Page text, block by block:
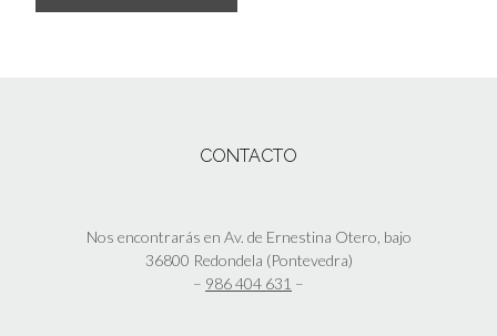
CONTACTO
Nos encontrarás en Av. de Ernestina Otero, bajo
36800 Redondela (Pontevedra)
– 986 404 631 –